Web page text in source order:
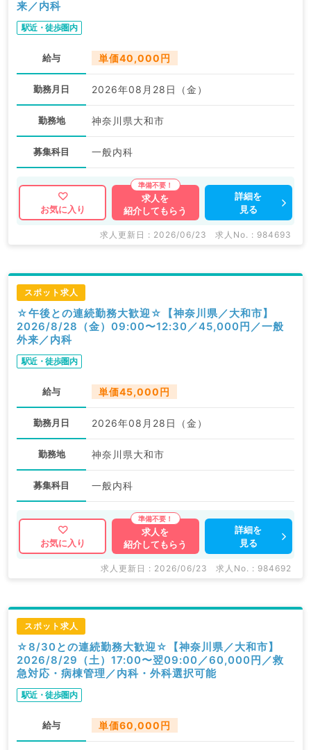
来／内科
駅近・徒歩圏内
給与 単価40,000円
勤務月日 2026年08月28日（金）
勤務地 神奈川県大和市
募集科目 一般内科
お気に入り
求人を
紹介してもらう
詳細を
見る
求人更新日 : 2026/06/23 求人No. : 984693
スポット求人
☆午後との連続勤務大歓迎☆【神奈川県／大和市】
2026/8/28（金）09:00〜12:30／45,000円／一般
外来／内科
駅近・徒歩圏内
給与 単価45,000円
勤務月日 2026年08月28日（金）
勤務地 神奈川県大和市
募集科目 一般内科
お気に入り
求人を
紹介してもらう
詳細を
見る
求人更新日 : 2026/06/23 求人No. : 984692
スポット求人
☆8/30との連続勤務大歓迎☆【神奈川県／大和市】
2026/8/29（土）17:00〜翌09:00／60,000円／救
急対応・病棟管理／内科・外科選択可能
駅近・徒歩圏内
給与 単価60,000円